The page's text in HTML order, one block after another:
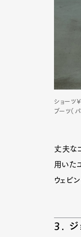
ショーツ
ブーツ（
丈夫な
用いた
ウェビ
3. ジ